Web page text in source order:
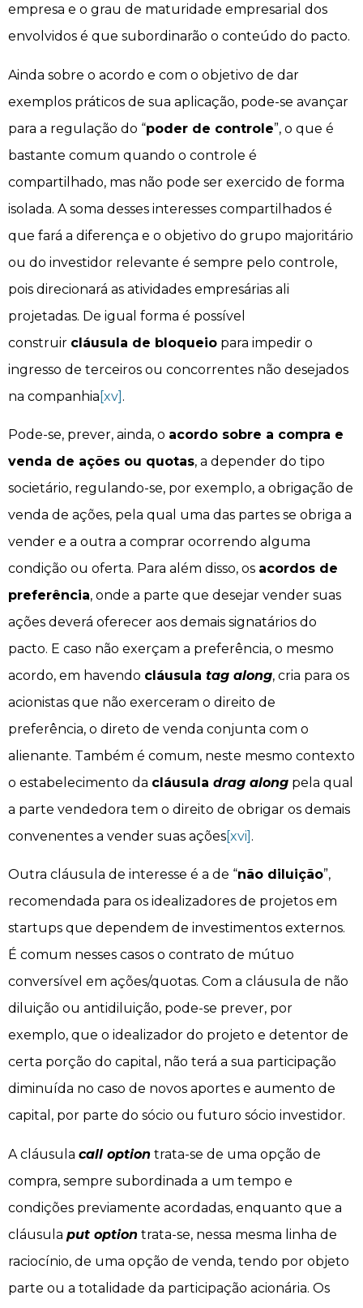
empresa e o grau de maturidade empresarial dos
envolvidos é que subordinarão o conteúdo do pacto.
Ainda sobre o acordo e com o objetivo de dar
exemplos práticos de sua aplicação, pode-se avançar
para a regulação do “poder de controle”, o que é
bastante comum quando o controle é
compartilhado, mas não pode ser exercido de forma
isolada. A soma desses interesses compartilhados é
que fará a diferença e o objetivo do grupo majoritário
ou do investidor relevante é sempre pelo controle,
pois direcionará as atividades empresárias ali
projetadas. De igual forma é possível
construir cláusula de bloqueio para impedir o
ingresso de terceiros ou concorrentes não desejados
na companhia [xv] .
Pode-se, prever, ainda, o acordo sobre a compra e
venda de ações ou quotas, a depender do tipo
societário, regulando-se, por exemplo, a obrigação de
venda de ações, pela qual uma das partes se obriga a
vender e a outra a comprar ocorrendo alguma
condição ou oferta. Para além disso, os acordos de
preferência, onde a parte que desejar vender suas
ações deverá oferecer aos demais signatários do
pacto. E caso não exerçam a preferência, o mesmo
acordo, em havendo cláusula tag along, cria para os
acionistas que não exerceram o direito de
preferência, o direto de venda conjunta com o
alienante. Também é comum, neste mesmo contexto
o estabelecimento da cláusula drag along pela qual
a parte vendedora tem o direito de obrigar os demais
convenentes a vender suas ações[xvi] .
Outra cláusula de interesse é a de “não diluição”,
recomendada para os idealizadores de projetos em
startups que dependem de investimentos externos.
É comum nesses casos o contrato de mútuo
conversível em ações/quotas. Com a cláusula de não
diluição ou antidiluição, pode-se prever, por
exemplo, que o idealizador do projeto e detentor de
certa porção do capital, não terá a sua participação
diminuída no caso de novos aportes e aumento de
capital, por parte do sócio ou futuro sócio investidor.
A cláusula call option trata-se de uma opção de
compra, sempre subordinada a um tempo e
condições previamente acordadas, enquanto que a
cláusula put option trata-se, nessa mesma linha de
raciocínio, de uma opção de venda, tendo por objeto
parte ou a totalidade da participação acionária. Os